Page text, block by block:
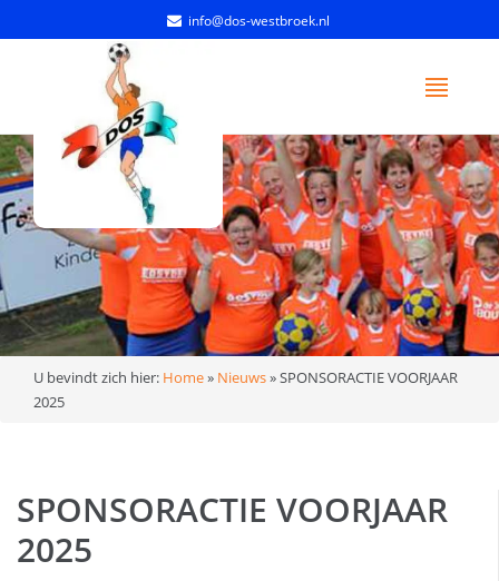
info@dos-westbroek.nl
U bevindt zich hier: Home» Nieuws»SPONSORACTIE VOORJAAR
2025
SPONSORACTIE VOORJAAR
2025